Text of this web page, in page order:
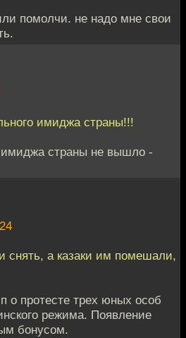
помолчи. не надо мне свои
имиджа страны!!!
имиджа страны не вышло -
снять, а казаки им помешали,
о протесте трех юных особ
режима. Появление
бонусом.